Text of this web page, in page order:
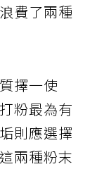
費了兩種
擇一使
粉最為有
則應選擇
兩種粉末